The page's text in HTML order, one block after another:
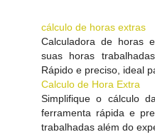
cálculo de horas extras
Calculadora de horas
suas horas
Rápido e preciso, ideal
Calculo de Hora Extra
Simplifique o cálculo
ferramenta rápida e
trabalhadas além do